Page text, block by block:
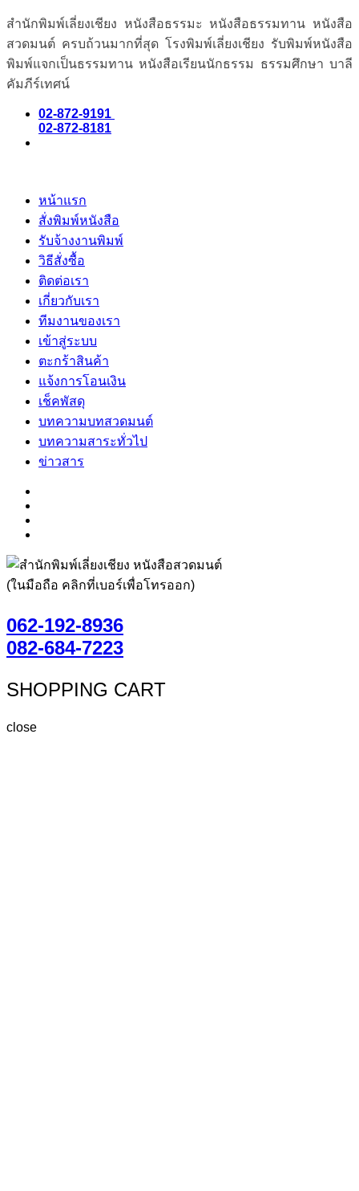
สำนักพิมพ์เลี่ยงเชียง หนังสือธรรมะ หนังสือธรรมทาน หนังสือ
สวดมนต์ ครบถ้วนมากที่สุด โรงพิมพ์เลี่ยงเชียง รับพิมพ์หนังสือ
พิมพ์แจกเป็นธรรมทาน หนังสือเรียนนักธรรม ธรรมศึกษา บาลี
คัมภีร์เทศน์
02-872-9191
02-872-8181
หน้าแรก
สั่งพิมพ์หนังสือ
รับจ้างงานพิมพ์
วิธีสั่งซื้อ
ติดต่อเรา
เกี่ยวกับเรา
ทีมงานของเรา
เข้าสู่ระบบ
ตะกร้าสินค้า
แจ้งการโอนเงิน
เช็คพัสดุ
บทความบทสวดมนต์
บทความสาระทั่วไป
ข่าวสาร
(ในมือถือ คลิกที่เบอร์เพื่อโทรออก)
062-192-8936
082-684-7223
SHOPPING CART
close